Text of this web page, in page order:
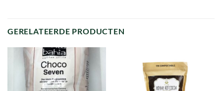
GERELATEERDE PRODUCTEN